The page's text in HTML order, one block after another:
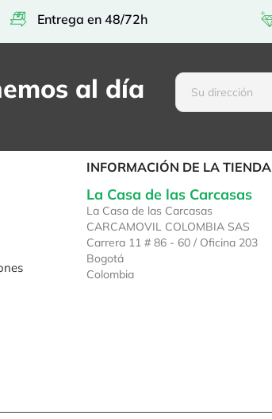
Entrega en 48/72h
al día
INFORMACIÓN DE LA TIENDA
La Casa de las Carcasas
La Casa de las Carcasas
CARCAMOVIL COLOMBIA SAS
Carrera 11 # 86 - 60 / Oficina 203
Bogotá
Colombia